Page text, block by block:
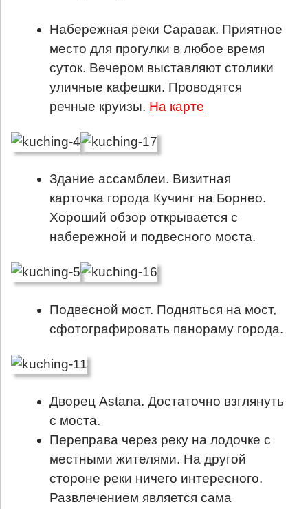
Набережная реки Саравак. Приятное
место для прогулки в любое время
суток. Вечером выставляют столики
уличные кафешки. Проводятся
речные круизы. На карте
Здание ассамблеи. Визитная
карточка города Кучинг на Борнео.
Хороший обзор открывается с
набережной и подвесного моста.
Подвесной мост. Подняться на мост,
сфотографировать панораму города.
Дворец Astana. Достаточно взглянуть
с моста.
Переправа через реку на лодочке с
местными жителями. На другой
стороне реки ничего интересного.
Развлечением является сама